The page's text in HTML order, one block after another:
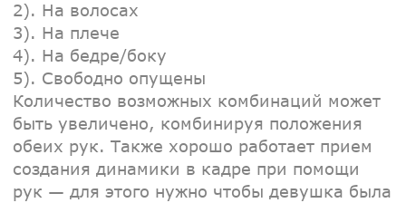
2). На волосах
3). На плече
4). На бедре/боку
5). Свободно опущены
Количество возможных комбинаций может
быть увеличено, комбинируя положения
обеих рук. Также хорошо работает прием
создания динамики в кадре при помощи
рук — для этого нужно чтобы девушка была